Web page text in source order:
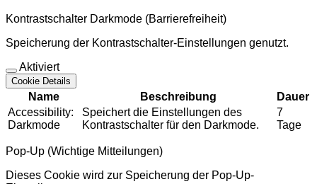
Kontrastschalter Darkmode (Barrierefreiheit)
Speicherung der Kontrastschalter-Einstellungen genutzt.
Aktiviert
Cookie Details
Name Beschreibung
Dauer
Accessibility:
Darkmode
Speichert die Einstellungen des
Kontrastschalter für den Darkmode.
7
Tage
Pop-Up (Wichtige Mitteilungen)
Dieses Cookie wird zur Speicherung der Pop-Up-